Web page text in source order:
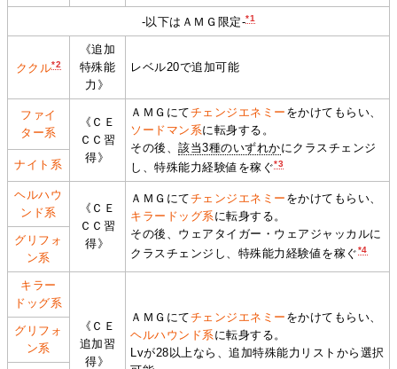
‐以下はＡＭＧ限定‐*1
ククル*2
《追加
特殊能
力》
レベル20で追加可能
ファイ
ター系
《ＣＥ
ＣＣ習
得》
ＡＭＧにてチェンジエネミー をかけてもらい、
ソードマン系に転身する。
その後、該当3種のいずれかにクラスチェンジ
し、特殊能力経験値を稼ぐ*3
ナイト系
ヘルハウ
ンド系
《ＣＥ
ＣＣ習
得》
ＡＭＧにてチェンジエネミー をかけてもらい、
キラードッグ系 に転身する。
その後、ウェアタイガー・ウェアジャッカルに
クラスチェンジし、特殊能力経験値を稼ぐ*4
グリフォ
ン系
キラー
ドッグ系
《ＣＥ
追加習
得》
ＡＭＧにてチェンジエネミー をかけてもらい、
ヘルハウンド系 に転身する。
Lvが28以上なら、追加特殊能力リストから選択
グリフォ
ン系